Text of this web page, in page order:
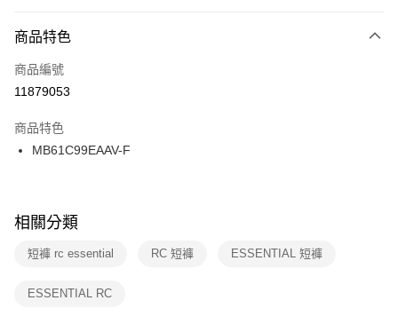
３．安心：先確認商品／服務後，再付款。
【「AFTEE先享後付」結帳流程】
１．於結帳方式選擇「AFTEE先享後付」後，將跳轉至「AFTEE先享後付」
２．訂單成立數日內，您將收到繳費通知簡訊。
３．收到繳費通知簡訊後14天內，點擊此簡訊中的連結，可透過四大超商／
ATM／網路銀行／等多元方式進行付款，方視為交易完成。
※ 交易是否成功請以「AFTEE先享後付 」之結帳頁面顯示為準，若有關於
是否繳費成功／繳費後需取消欲退款等相關疑問，請聯繫「AFTEE先享後付
客戶支援中心」https://netprotections.freshdesk.com/support/home
１．透過由恩沛科技股份有限公司提供之「AFTEE先享後付」服務完成之交
每筆NT$100，滿NT$1,500(含以上)免運費
宅配
每筆NT$100，滿NT$1,500(含以上)免運費
付款後門市自取
每筆NT$100，滿NT$1,500(含以上)免運費
商品特色
商品編號
11879053
商品特色
MB61C99EAAV-F
相關分類
短褲 rc essential RC 短褲 ESSENTIAL 短褲
ESSENTIAL RC